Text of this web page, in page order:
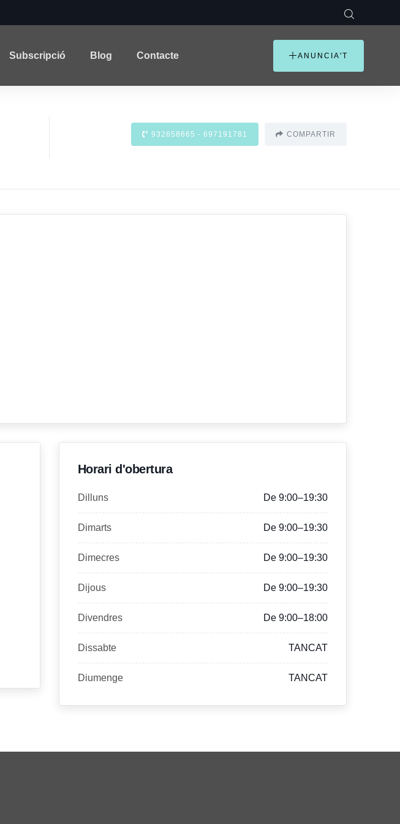
Subscripció Blog Contacte ANUNCIA'T
932658665 - 697191781 COMPARTIR
Horari d'obertura
Dilluns De 9:00–19:30
Dimarts De 9:00–19:30
Dimecres De 9:00–19:30
Dijous De 9:00–19:30
Divendres De 9:00–18:00
Dissabte TANCAT
Diumenge TANCAT